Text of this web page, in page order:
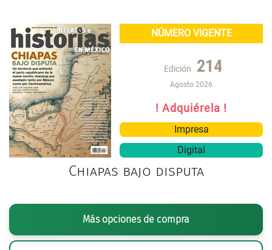
NÚMERO VIGENTE
Edición 214
Agosto 2026
! Adquiérela !
Impresa
Digital
Chiapas bajo disputa
Más opciones de compra